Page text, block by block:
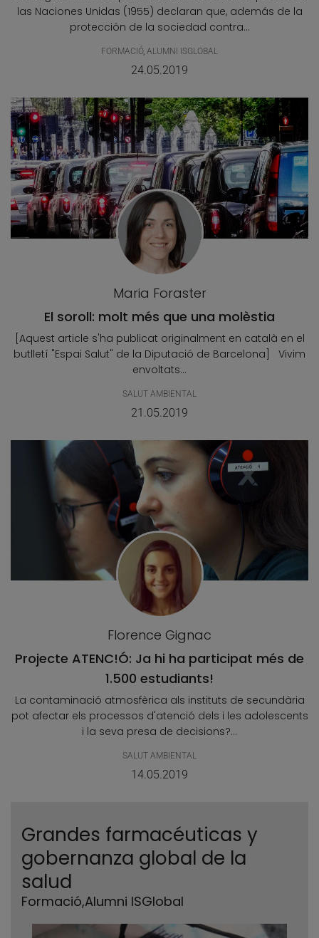
las Naciones Unidas (1955) declaran que, además de la
protección de la sociedad contra...
FORMACIÓ, ALUMNI ISGLOBAL
24.05.2019
Maria Foraster
El soroll: molt més que una molèstia
[Aquest article s'ha publicat originalment en català en el
butlletí "Espai Salut" de la Diputació de Barcelona] Vivim
envoltats...
SALUT AMBIENTAL
21.05.2019
Florence Gignac
Projecte ATENC!Ó: Ja hi ha participat més de
1.500 estudiants!
La contaminació atmosfèrica als instituts de secundària
pot afectar els processos d'atenció dels i les adolescents
i la seva presa de decisions?...
SALUT AMBIENTAL
14.05.2019
Grandes farmacéuticas y
gobernanza global de la
salud
Formació,Alumni ISGlobal